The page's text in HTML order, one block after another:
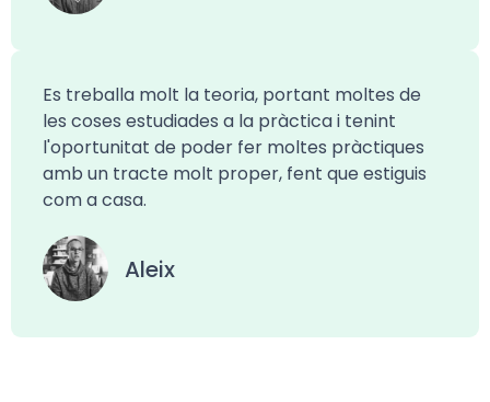
Es treballa molt la teoria, portant moltes de
les coses estudiades a la pràctica i tenint
l'oportunitat de poder fer moltes pràctiques
amb un tracte molt proper, fent que estiguis
com a casa.
Aleix